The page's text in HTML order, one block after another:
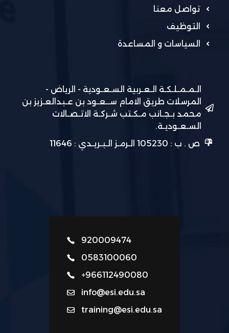
تواصل معنا
التوظيف
السياسات و المساعدة
الـمـمـلـكـة الـعـربية السـعـودية - الرياض -
المرسلات طريق الامام ســعـود بن عـبدالعـزيز بن
محمد بـجـانب مـكـتب شـركـة الاتـصـالات
السـعـوديـة.
ص . ب : 105230 الـرمـز الـبـريـدي : 11646
920009474
0583100060
+966112490080
info@esi.edu.sa
training@esi.edu.sa